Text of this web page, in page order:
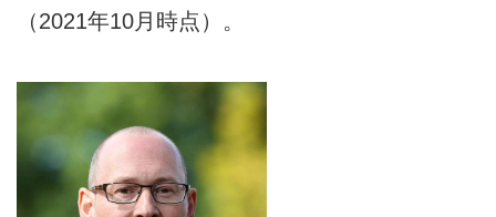
（2021年10月時点）。